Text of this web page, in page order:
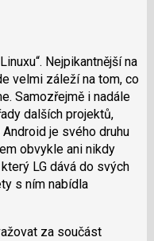
Nejpikantnější na
velmi záleží na tom, co
Samozřejmě i nadále
dalších projektů,
je svého druhu
obvykle ani nikdy
LG dává do svých
s ním nabídla
za součást